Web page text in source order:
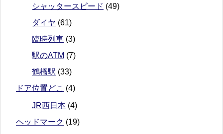
シャッタースピード (49)
ダイヤ (61)
臨時列車 (3)
駅のATM (7)
鶴橋駅 (33)
ドア位置どこ (4)
JR西日本 (4)
ヘッドマーク (19)